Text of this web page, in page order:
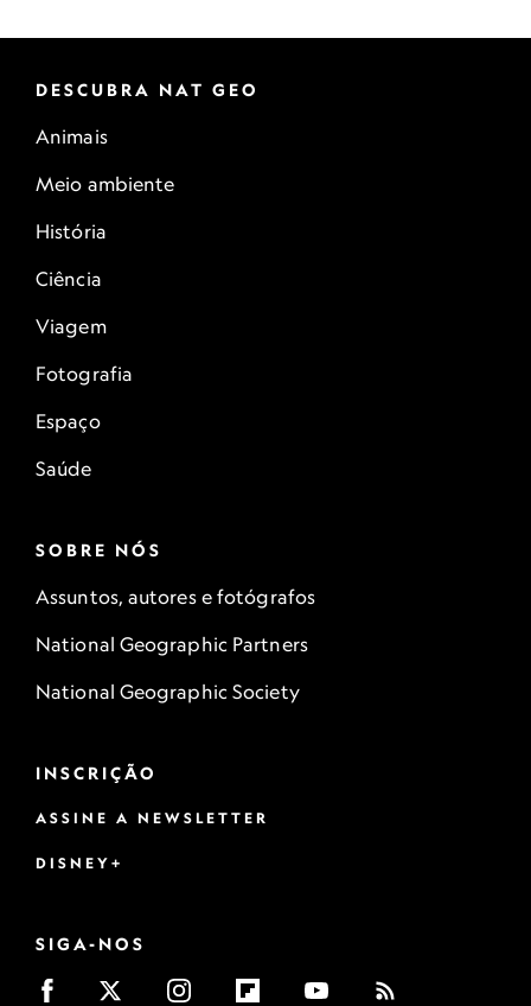
DESCUBRA NAT GEO
Animais
Meio ambiente
História
Ciência
Viagem
Fotografia
Espaço
Saúde
SOBRE NÓS
Assuntos, autores e fotógrafos
National Geographic Partners
National Geographic Society
INSCRIÇÃO
ASSINE A NEWSLETTER
DISNEY+
SIGA-NOS